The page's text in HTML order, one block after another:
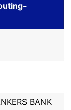
BANK